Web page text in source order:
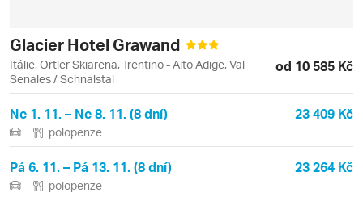
Glacier Hotel Grawand
Itálie, Ortler Skiarena, Trentino - Alto Adige, Val
Senales / Schnalstal
od 10 585 Kč
Ne 1. 11. – Ne 8. 11. (8 dní) 23 409 Kč
polopenze
Pá 6. 11. – Pá 13. 11. (8 dní) 23 264 Kč
polopenze